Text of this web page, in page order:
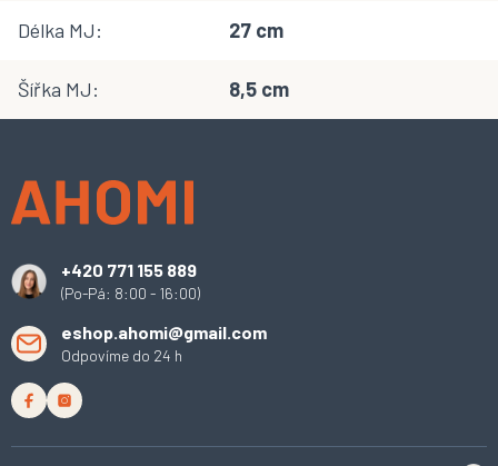
Délka MJ: 27 cm
Šířka MJ: 8,5 cm
+420 771 155 889
(Po-Pá: 8:00 - 16:00)
eshop.ahomi@gmail.com
Odpovíme do 24 h